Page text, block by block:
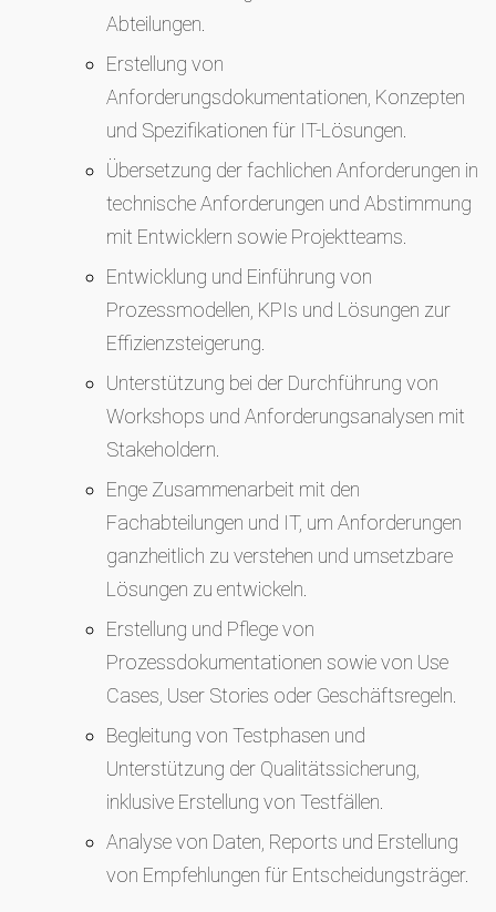
Abteilungen.
Erstellung von
Anforderungsdokumentationen, Konzepten
und Spezifikationen für IT-Lösungen.
Übersetzung der fachlichen Anforderungen in
technische Anforderungen und Abstimmung
mit Entwicklern sowie Projektteams.
Entwicklung und Einführung von
Prozessmodellen, KPIs und Lösungen zur
Effizienzsteigerung.
Unterstützung bei der Durchführung von
Workshops und Anforderungsanalysen mit
Stakeholdern.
Enge Zusammenarbeit mit den
Fachabteilungen und IT, um Anforderungen
ganzheitlich zu verstehen und umsetzbare
Lösungen zu entwickeln.
Erstellung und Pflege von
Prozessdokumentationen sowie von Use
Cases, User Stories oder Geschäftsregeln.
Begleitung von Testphasen und
Unterstützung der Qualitätssicherung,
inklusive Erstellung von Testfällen.
Analyse von Daten, Reports und Erstellung
von Empfehlungen für Entscheidungsträger.